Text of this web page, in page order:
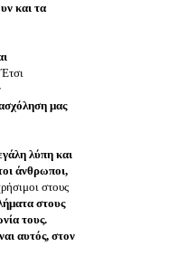
και τα
μας
λύπη και
άνθρωποι,
στους
στους
τους.
αυτός, στον